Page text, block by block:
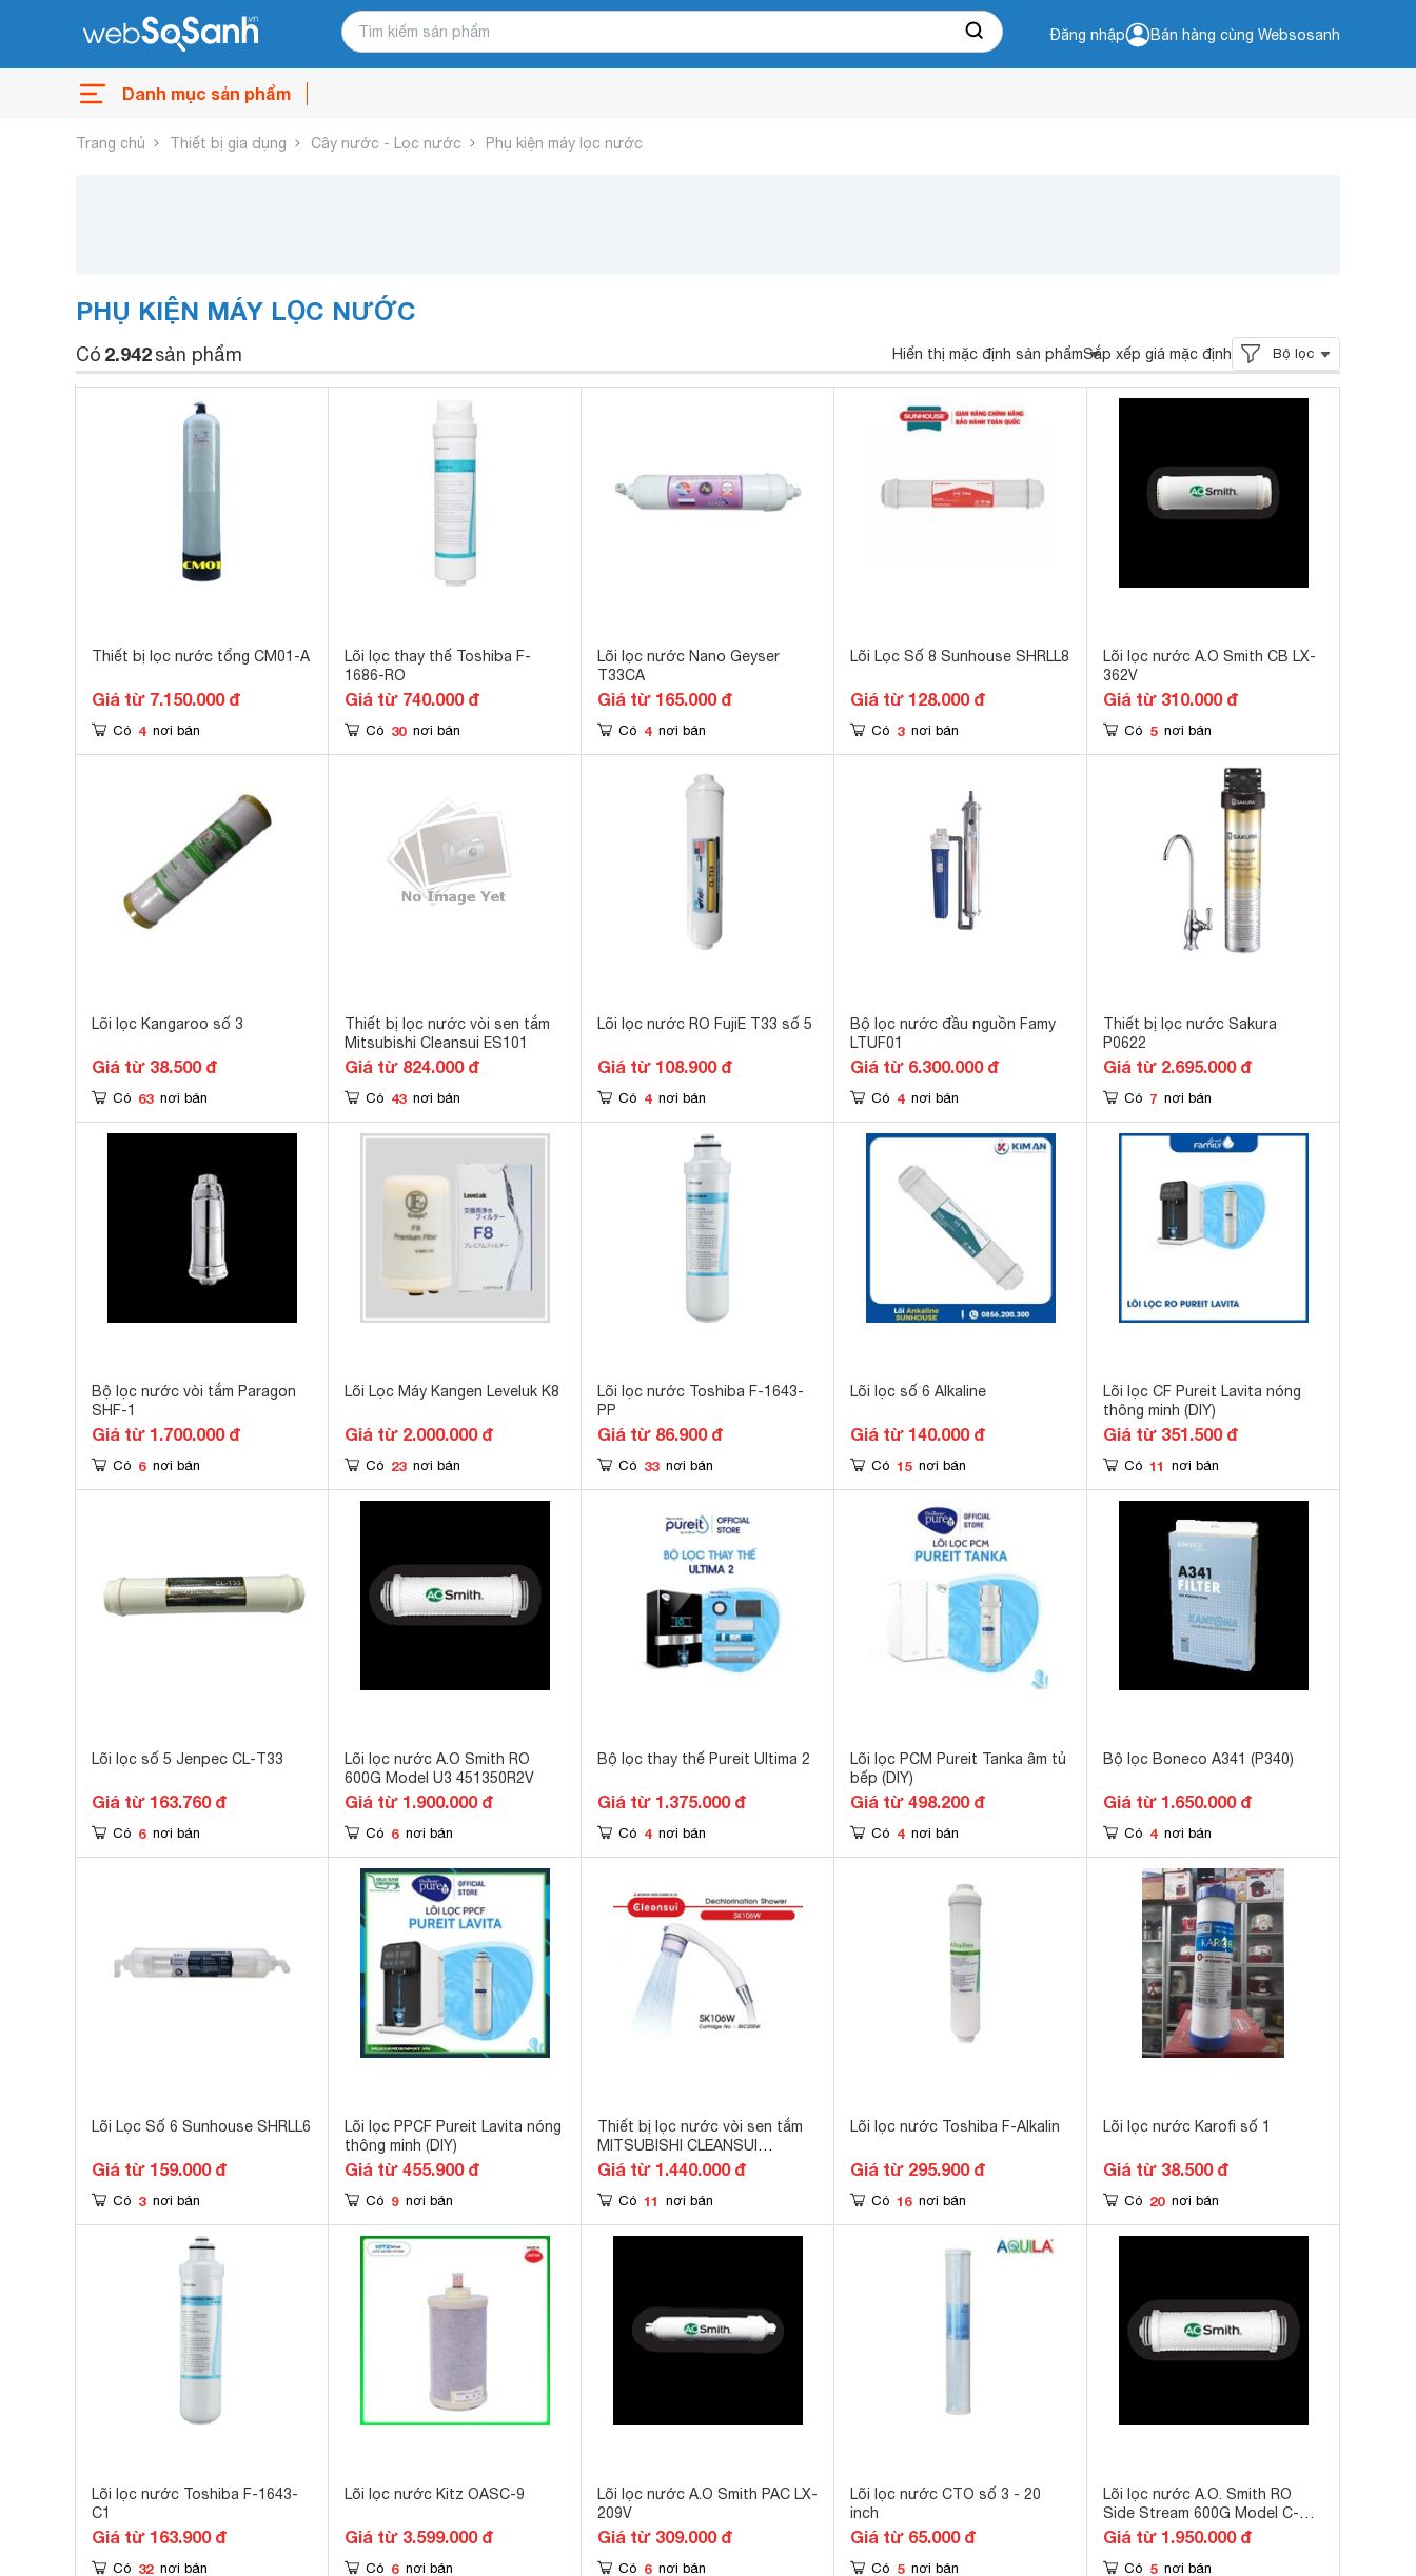
Đăng nhập Bán hàng cùng Websosanh
Danh mục sản phẩm
Trang chủ Thiết bị gia dụng Cây nước - Lọc nước Phụ kiện máy lọc nước
PHỤ KIỆN MÁY LỌC NƯỚC
Có 2.942sản phẩm Hiển thị mặc định sản phẩmSắp xếp giá mặc định Bộ lọc
Thiết bị lọc nước tổng CM01-A
Giá từ 7.150.000 đ
Có 4 nơi bán
Lõi lọc thay thế Toshiba F-
1686-RO
Giá từ 740.000 đ
Có 30 nơi bán
Lõi lọc nước Nano Geyser
T33CA
Giá từ 165.000 đ
Có 4 nơi bán
Lõi Lọc Số 8 Sunhouse SHRLL8
Giá từ 128.000 đ
Có 3 nơi bán
Lõi lọc nước A.O Smith CB LX-
362V
Giá từ 310.000 đ
Có 5 nơi bán
Lõi lọc Kangaroo số 3
Giá từ 38.500 đ
Có 63 nơi bán
Thiết bị lọc nước vòi sen tắm
Mitsubishi Cleansui ES101
Giá từ 824.000 đ
Có 43 nơi bán
Lõi lọc nước RO FujiE T33 số 5
Giá từ 108.900 đ
Có 4 nơi bán
Bộ lọc nước đầu nguồn Famy
LTUF01
Giá từ 6.300.000 đ
Có 4 nơi bán
Thiết bị lọc nước Sakura
P0622
Giá từ 2.695.000 đ
Có 7 nơi bán
Bộ lọc nước vòi tắm Paragon
SHF-1
Giá từ 1.700.000 đ
Có 6 nơi bán
Lõi Lọc Máy Kangen Leveluk K8
Giá từ 2.000.000 đ
Có 23 nơi bán
Lõi lọc nước Toshiba F-1643-
PP
Giá từ 86.900 đ
Có 33 nơi bán
Lõi lọc số 6 Alkaline
Giá từ 140.000 đ
Có 15 nơi bán
Lõi lọc CF Pureit Lavita nóng
thông minh (DIY)
Giá từ 351.500 đ
Có 11 nơi bán
Lõi lọc số 5 Jenpec CL-T33
Giá từ 163.760 đ
Có 6 nơi bán
Lõi lọc nước A.O Smith RO
600G Model U3 451350R2V
Giá từ 1.900.000 đ
Có 6 nơi bán
Bộ lọc thay thế Pureit Ultima 2
Giá từ 1.375.000 đ
Có 4 nơi bán
Lõi lọc PCM Pureit Tanka âm tủ
bếp (DIY)
Giá từ 498.200 đ
Có 4 nơi bán
Bộ lọc Boneco A341 (P340)
Giá từ 1.650.000 đ
Có 4 nơi bán
Lõi Lọc Số 6 Sunhouse SHRLL6
Giá từ 159.000 đ
Có 3 nơi bán
Lõi lọc PPCF Pureit Lavita nóng
thông minh (DIY)
Giá từ 455.900 đ
Có 9 nơi bán
Thiết bị lọc nước vòi sen tắm
MITSUBISHI CLEANSUI
SK106W
Giá từ 1.440.000 đ
Có 11 nơi bán
Lõi lọc nước Toshiba F-Alkalin
Giá từ 295.900 đ
Có 16 nơi bán
Lõi lọc nước Karofi số 1
Giá từ 38.500 đ
Có 20 nơi bán
Lõi lọc nước Toshiba F-1643-
C1
Giá từ 163.900 đ
Có 32 nơi bán
Lõi lọc nước Kitz OASC-9
Giá từ 3.599.000 đ
Có 6 nơi bán
Lõi lọc nước A.O Smith PAC LX-
209V
Giá từ 309.000 đ
Có 6 nơi bán
Lõi lọc nước CTO số 3 - 20
inch
Giá từ 65.000 đ
Có 5 nơi bán
Lõi lọc nước A.O. Smith RO
Side Stream 600G Model C-S-
1 TZ00031V
Giá từ 1.950.000 đ
Có 5 nơi bán